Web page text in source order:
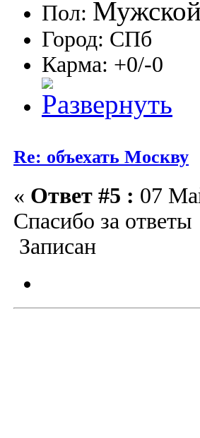
Пол:
Город: СПб
Карма: +0/-0
Re: объехать Москву
« Ответ #5 : 07
Спасибо за ответы
Записан